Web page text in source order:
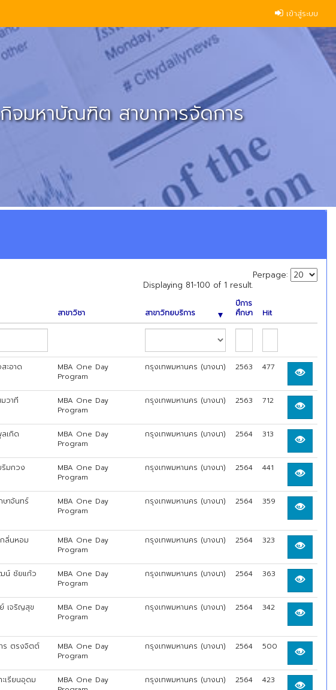
เข้าสู่ระบบ
จมหาบัณฑิต สาขาการจัดการ
Perpage:
Displaying 81-100 of 1 result.
สาขาวิชา สาขาวิทยบริการ
ปีการ
ศึกษา
Hit
ะอาด
MBA One Day
Program
กรุงเทพมหานคร (บางนา) 2563 477
วาที
MBA One Day
Program
กรุงเทพมหานคร (บางนา) 2563 712
ลเกิด
MBA One Day
Program
กรุงเทพมหานคร (บางนา) 2564 313
มกวง
MBA One Day
Program
กรุงเทพมหานคร (บางนา) 2564 441
ษาจันทร์
MBA One Day
Program
กรุงเทพมหานคร (บางนา) 2564 359
ลิ่นหอม
MBA One Day
Program
กรุงเทพมหานคร (บางนา) 2564 323
ชัยแก้ว
MBA One Day
Program
กรุงเทพมหานคร (บางนา) 2564 363
เจริญสุข
MBA One Day
Program
กรุงเทพมหานคร (บางนา) 2564 342
ร ตรงจิตต์
MBA One Day
Program
กรุงเทพมหานคร (บางนา) 2564 500
เรียนอุดม
MBA One Day
กรุงเทพมหานคร (บางนา) 2564 423